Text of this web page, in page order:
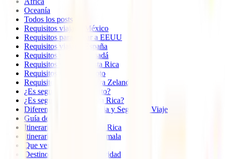
Oceanía
Todos los posts
Requisitos viajar a México
Requisitos para viajar a EEUU
Requisitos viajar a España
Requisitos viajar a Canadá
Requisitos viajar a Costa Rica
Requisitos viajar a Egipto
Requisitos viajar a Nueva Zelanda
¿Es seguro viajar a Egipto?
¿Es seguro viajar a Costa Rica?
Diferencia entre Asistencia y Seguro de Viaje
Guía de viaje a Perú
Itinerario de viaje a Costa Rica
Itinerario de viaje a Guatemala
Que ver en Oaxaca
Destinos baratos para Navidad